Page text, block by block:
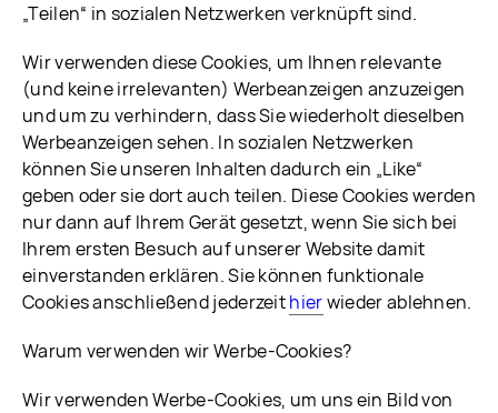
„Teilen“ in sozialen Netzwerken verknüpft sind.
Wir verwenden diese Cookies, um Ihnen relevante
(und keine irrelevanten) Werbeanzeigen anzuzeigen
und um zu verhindern, dass Sie wiederholt dieselben
Werbeanzeigen sehen. In sozialen Netzwerken
können Sie unseren Inhalten dadurch ein „Like“
geben oder sie dort auch teilen. Diese Cookies werden
nur dann auf Ihrem Gerät gesetzt, wenn Sie sich bei
Ihrem ersten Besuch auf unserer Website damit
einverstanden erklären. Sie können funktionale
Cookies anschließend jederzeithierwieder ablehnen.
Warum verwenden wir Werbe-Cookies?
Wir verwenden Werbe-Cookies, um uns ein Bild von